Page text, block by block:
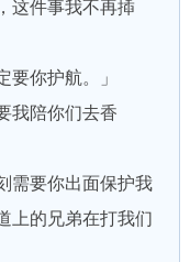
件事我不再揷
你护航。」
陪你们去香
要你出面保护我
上的兄弟在打我们